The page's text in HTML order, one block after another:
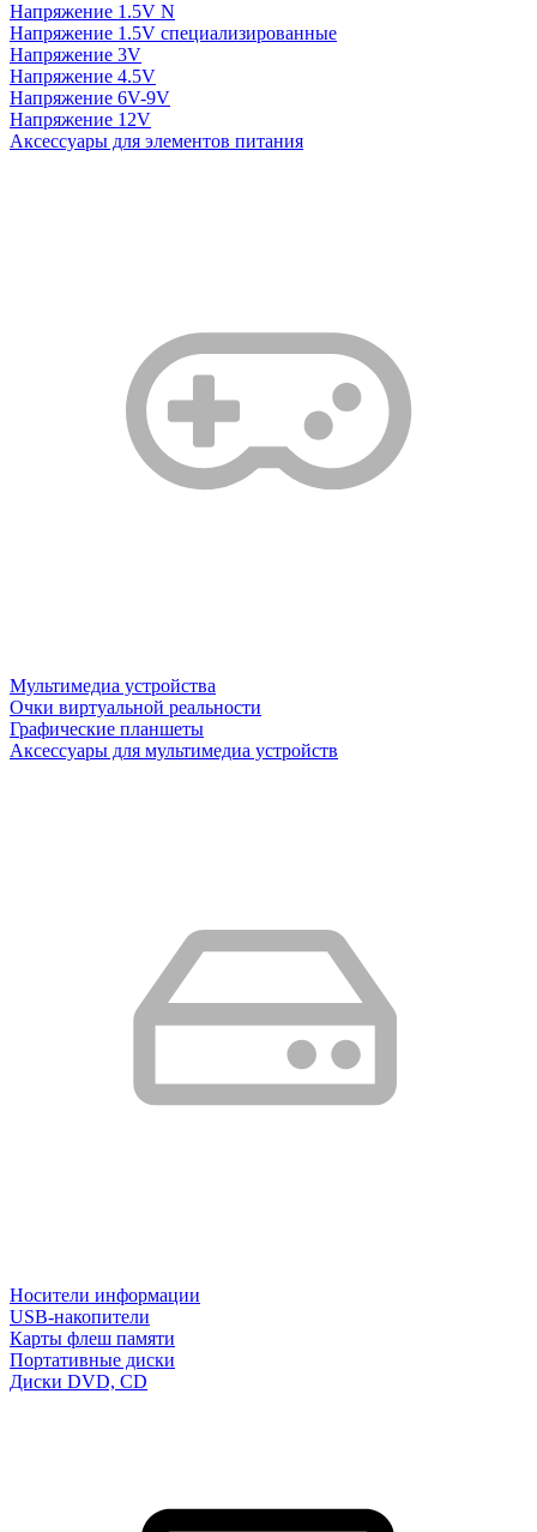
Напряжение 1.5V N
Напряжение 1.5V специализированные
Напряжение 3V
Напряжение 4.5V
Напряжение 6V-9V
Напряжение 12V
Аксессуары для элементов питания
Мультимедиа устройства
Очки виртуальной реальности
Графические планшеты
Аксессуары для мультимедиа устройств
Носители информации
USB-накопители
Карты флеш памяти
Портативные диски
Диски DVD, CD